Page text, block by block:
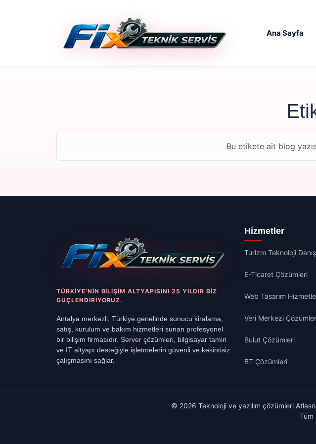
Ana Sayfa
Bu etikete ait blog
TÜRKIYE’NIN BILIŞIM ALTYAPISINI 25 YILDIR BIZ
GÜÇLENDIRIYORUZ.
Antalya merkezli, Türkiye genelinde sunucu kiralama,
satış, kurulum ve bakım hizmetleri sunan profesyonel
bir bilişim firmasıdır. Server çözümleri, bilgisayar tamiri
ve IT altyapı desteğiyle işletmelerin güvenli ve kesintisiz
çalışmasını sağlar.
Hizmetler
Turizm Teknoloji
E-Ticaret Çözümleri
Web Tasarım
Veri Merkezi
Bulut Çözümleri
BT Çözümleri
© 2026 Teknoloji ve yazılım çözümleri
Tüm